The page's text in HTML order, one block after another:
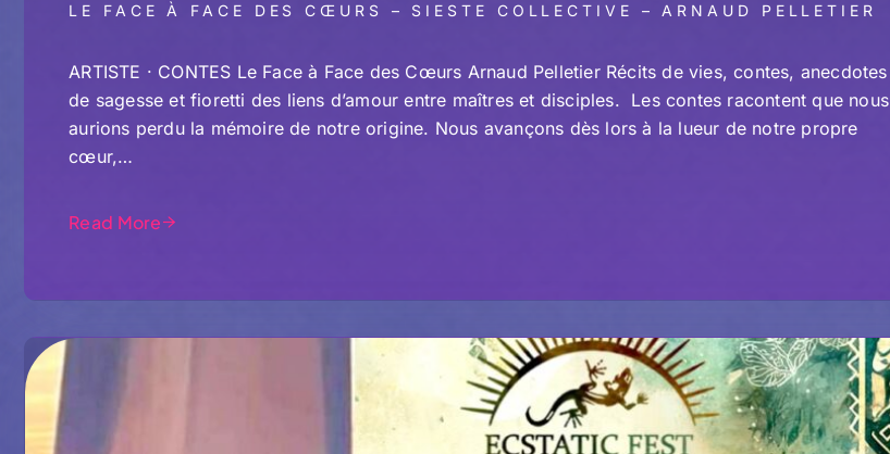
LE FACE À FACE DES CŒURS – SIESTE COLLECTIVE – ARNAUD PELLETIER
ARTISTE · CONTES Le Face à Face des Cœurs Arnaud Pelletier Récits de vies, contes, anecdotes
de sagesse et fioretti des liens d’amour entre maîtres et disciples. Les contes racontent que nous
aurions perdu la mémoire de notre origine. Nous avançons dès lors à la lueur de notre propre
cœur,…
Read More